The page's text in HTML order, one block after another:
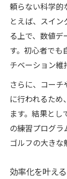
頼らない科学
とえば、スイ
る上で、数値
す。初心者で
チベーション維
さらに、コー
に行われるた
ます。結果と
の練習プログ
ゴルフの大きな
効率化を叶え